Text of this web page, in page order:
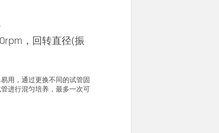
，回转直径(振
用，通过更换不同的试管固
进行混匀培养，最多一次可